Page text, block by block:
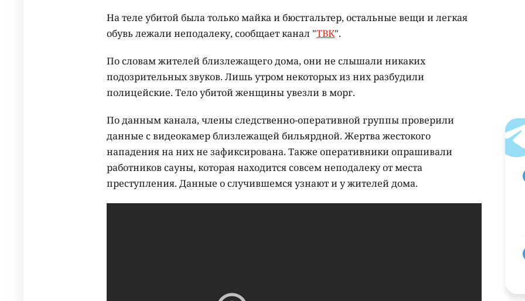
На теле убитой была только майка и бюстгальтер, остальные вещи и легкая
обувь лежали неподалеку, сообщает канал "ТВК".
По словам жителей близлежащего дома, они не слышали никаких
подозрительных звуков. Лишь утром некоторых из них разбудили
полицейские. Тело убитой женщины увезли в морг.
По данным канала, члены следственно-оперативной группы проверили
данные с видеокамер близлежащей бильярдной. Жертва жестокого
нападения на них не зафиксирована. Также оперативники опрашивали
работников сауны, которая находится совсем неподалеку от места
преступления. Данные о случившемся узнают и у жителей дома.